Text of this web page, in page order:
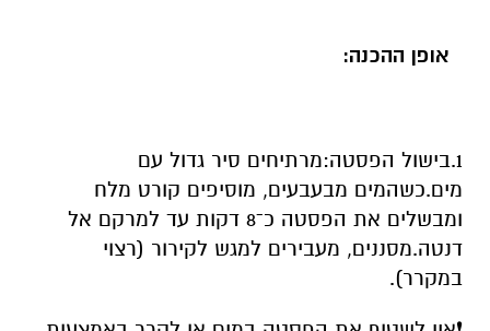
אופן ההכנה:
1.בישול הפסטה:מרתיחים סיר גדול עם
מים.כשהמים מבעבעים, מוסיפים קורט מלח
ומבשלים את הפסטה כ־8 דקות עד למרקם אל
דנטה.מסננים, מעבירים למגש לקירור (רצוי
במקרר).